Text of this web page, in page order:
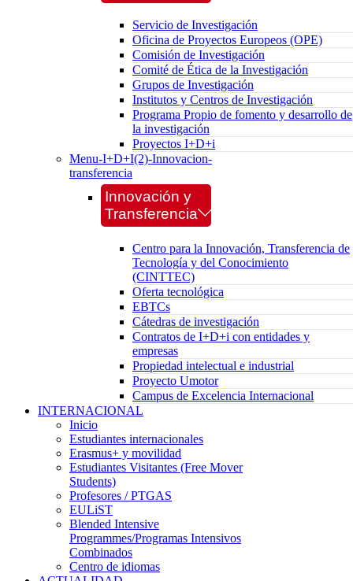
Servicio de Investigación
Oficina de Proyectos Europeos (OPE)
Comisión de Investigación
Comité de Ética de la Investigación
Grupos de Investigación
Institutos y Centros de Investigación
Programa Propio de fomento y desarrollo de
la investigación
Proyectos I+D+i
Menu-I+D+I(2)-Innovacion-
transferencia
Innovación y
Transferencia
Centro para la Innovación, Transferencia de
Tecnología y del Conocimiento
(CINTTEC)
Oferta tecnológica
EBTCs
Cátedras de investigación
Contratos de I+D+i con entidades y
empresas
Propiedad intelectual e industrial
Proyecto Umotor
Campus de Excelencia Internacional
INTERNACIONAL
Inicio
Estudiantes internacionales
Erasmus+ y movilidad
Estudiantes Visitantes (Free Mover
Students)
Profesores / PTGAS
EULiST
Blended Intensive
Programmes/Programas Intensivos
Combinados
Centro de idiomas